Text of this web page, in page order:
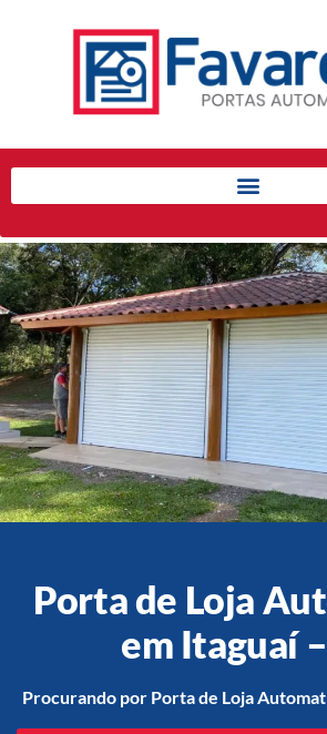
Início
Porta de
Enrolar
Pintura
Contato
Porta de Loja
em Itaguaí
Procurando por Porta de Loja